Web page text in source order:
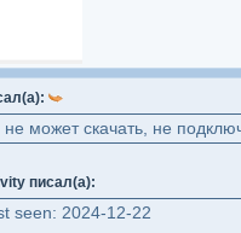
может скачать, не
писал(а):
seen: 2024-12-22